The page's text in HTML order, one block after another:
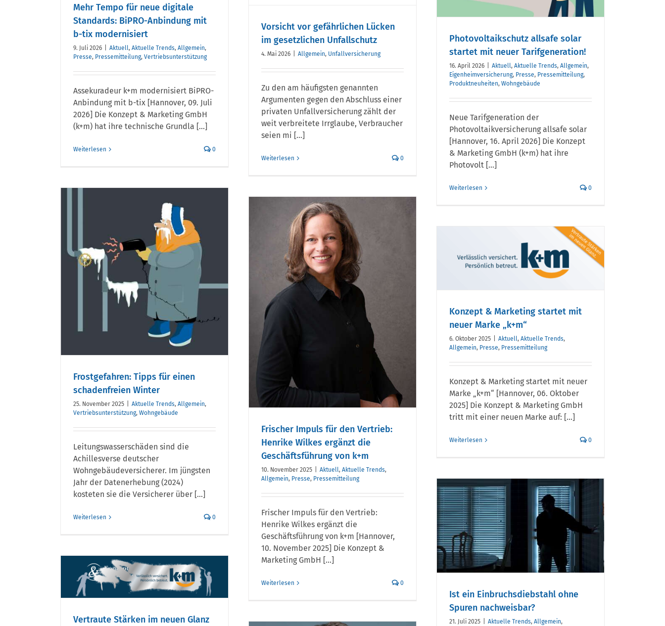
Mehr Tempo für neue digitale
Standards: BiPRO-Anbindung mit
b-tix modernisiert
9. Juli 2026 Aktuell, Aktuelle Trends, Allgemein,
Presse, Pressemitteilung, Vertriebsunterstützung
Assekuradeur k+m modernisiert BiPRO-
Anbindung mit b-tix [Hannover, 09. Juli
2026] Die Konzept & Marketing GmbH
(k+m) hat ihre technische Grundla [...]
Weiterlesen 0
Vorsicht vor gefährlichen Lücken
im gesetzlichen Unfallschutz
4. Mai 2026 Allgemein, Unfallversicherung
Zu den am häufigsten genannten
Argumenten gegen den Abschluss einer
privaten Unfallversicherung zählt der
weit verbreitete Irrglaube, Verbraucher
seien mi [...]
Weiterlesen 0
Photovoltaikschutz allsafe solar
startet mit neuer Tarifgeneration!
16. April 2026 Aktuell, Aktuelle Trends, Allgemein,
Eigenheimversicherung, Presse, Pressemitteilung,
Produktneuheiten, Wohngebäude
Neue Tarifgeneration der
Photovoltaikversicherung allsafe solar
[Hannover, 16. April 2026] Die Konzept
& Marketing GmbH (k+m) hat ihre
Photovolt [...]
Weiterlesen 0
Frostgefahren: Tipps für einen
schadenfreien Winter
25. November 2025 Aktuelle Trends, Allgemein,
Vertriebsunterstützung, Wohngebäude
Leitungswasserschäden sind die
Achillesverse deutscher
Wohngebäudeversicherer. Im jüngsten
Jahr der Datenerhebung (2024)
kosteten sie die Versicherer über [...]
Weiterlesen 0
Frischer Impuls für den
Vertrieb: Henrike Wilkes
ergänzt die
Geschäftsführung von
k+m
Frischer Impuls für den Vertrieb:
Henrike Wilkes ergänzt die
Geschäftsführung von k+m
10. November 2025 Aktuell, Aktuelle Trends,
Allgemein, Presse, Pressemitteilung
Frischer Impuls für den Vertrieb:
Henrike Wilkes ergänzt die
Geschäftsführung von k+m [Hannover,
10. November 2025] Die Konzept &
Marketing GmbH [...]
Weiterlesen 0
Konzept & Marketing
startet mit neuer Marke
„k+m“
Konzept & Marketing startet mit
neuer Marke „k+m“
6. Oktober 2025 Aktuell, Aktuelle Trends,
Allgemein, Presse, Pressemitteilung
Konzept & Marketing startet mit neuer
Marke „k+m“ [Hannover, 06. Oktober
2025] Die Konzept & Marketing GmbH
tritt mit einer neuen Marke auf: [...]
Weiterlesen 0
Ist ein
Einbruchsdiebstahl
ohne Spuren
nachweisbar?
Ist ein Einbruchsdiebstahl ohne
Spuren nachweisbar?
21. Juli 2025 Aktuelle Trends, Allgemein,
Vertraute Stärken im neuen Glanz